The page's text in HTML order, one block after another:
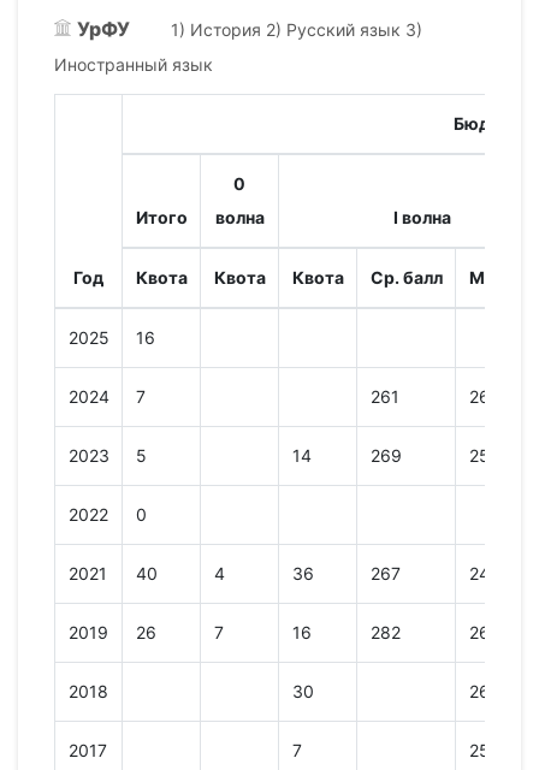
УрФУ
1) История 2) Русский язык 3)
Иностранный язык
Год
Бюджет
Итого
0
волна
I волна
Квота Квота Квота Ср. балл Мин.
2025 16
2024 7 261 264
2023 5 14 269 253
2022 0
2021 40 4 36 267 248
2019 26 7 16 282 268
2018 30 263
2017 7 258